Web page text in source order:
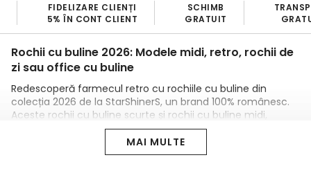
FIDELIZARE CLIENȚI
5% ÎN CONT CLIENT
SCHIMB
GRATUIT
Rochii cu buline 2026: Modele midi, retro, rochii de
zi sau office cu buline
Redescoperă farmecul retro cu rochiile cu buline din
colecția 2026 de la StarShinerS, un brand 100% românesc.
Aceste rochii cu buline scurte și rochii cu buline midi,
alături de variante lungi, aduc un stil jucăuș și elegant, ideal
pentru zilele din 2026, de la plimbări la ocazii casual.
MAI MULTE